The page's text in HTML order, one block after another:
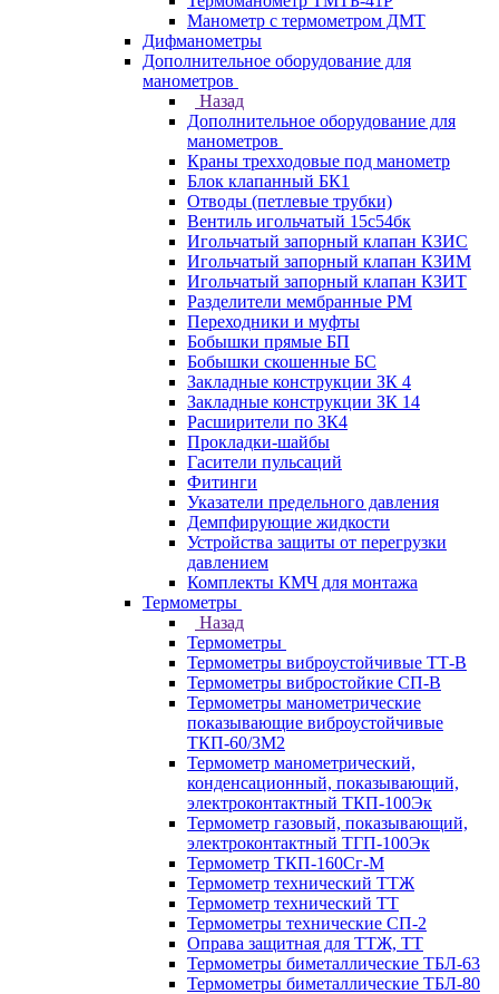
Манометр с термометром ДМТ
Дифманометры
Дополнительное оборудование для
манометров
Назад
Дополнительное оборудование для
манометров
Краны трехходовые под манометр
Блок клапанный БК1
Отводы (петлевые трубки)
Вентиль игольчатый 15с54бк
Игольчатый запорный клапан КЗИС
Игольчатый запорный клапан КЗИМ
Игольчатый запорный клапан КЗИТ
Разделители мембранные РМ
Переходники и муфты
Бобышки прямые БП
Бобышки скошенные БС
Закладные конструкции ЗК 4
Закладные конструкции ЗК 14
Расширители по ЗК4
Прокладки-шайбы
Гасители пульсаций
Фитинги
Указатели предельного давления
Демпфирующие жидкости
Устройства защиты от перегрузки
давлением
Комплекты КМЧ для монтажа
Термометры
Назад
Термометры
Термометры виброустойчивые ТТ-В
Термометры вибростойкие СП-В
Термометры манометрические
показывающие виброустойчивые
ТКП-60/3М2
Термометр манометрический,
конденсационный, показывающий,
электроконтактный ТКП-100Эк
Термометр газовый, показывающий,
электроконтактный ТГП-100Эк
Термометр ТКП-160Сг-М
Термометр технический ТТЖ
Термометр технический ТТ
Термометры технические СП-2
Оправа защитная для ТТЖ, ТТ
Термометры биметаллические ТБЛ-63
Термометры биметаллические ТБЛ-80